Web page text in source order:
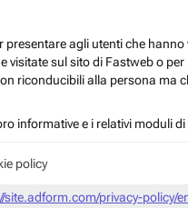
agli utenti che
sul sito di Fastweb o
riconducibili alla persona
informative e i relativi moduli
policy
site.adform.com/privacy-policy/